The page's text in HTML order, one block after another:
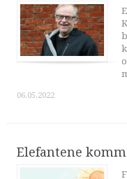
06.05.2022
Elefantene